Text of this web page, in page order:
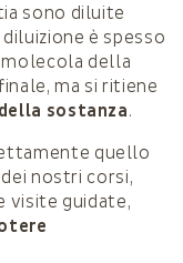
sono diluite
è spesso
della
ma si ritiene
sostanza.
quello
nostri corsi,
visite guidate,